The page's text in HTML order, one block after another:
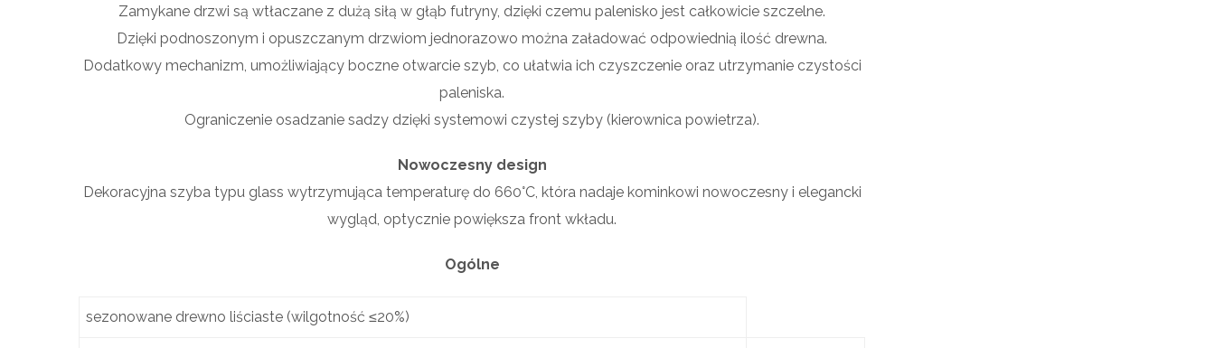
Zamykane drzwi są wtłaczane z dużą siłą w głąb futryny, dzięki czemu palenisko jest całkowicie szczelne.
Dzięki podnoszonym i opuszczanym drzwiom jednorazowo można załadować odpowiednią ilość drewna.
Dodatkowy mechanizm, umożliwiający boczne otwarcie szyb, co ułatwia ich czyszczenie oraz utrzymanie czystości
paleniska.
Ograniczenie osadzanie sadzy dzięki systemowi czystej szyby (kierownica powietrza).
Nowoczesny design
Dekoracyjna szyba typu glass wytrzymująca temperaturę do 660°C, która nadaje kominkowi nowoczesny i elegancki
wygląd, optycznie powiększa front wkładu.
Ogólne
sezonowane drewno liściaste (wilgotność ≤20%)